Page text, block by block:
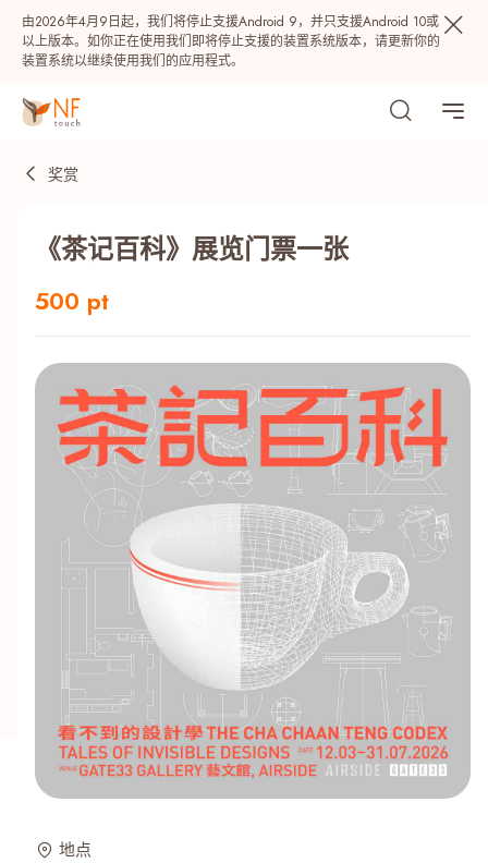
由2026年4月9日起，我们将停止支援Android 9，并只支援Android 10或
以上版本。如你正在使用我们即将停止支援的装置系统版本，请更新你的
装置系统以继续使用我们的应用程式。
NF 种籽 NF Points AIRSIDE 奖赏
最近搜寻纪录
奖赏
《茶记百科》展览门票一张
500 pt
地点